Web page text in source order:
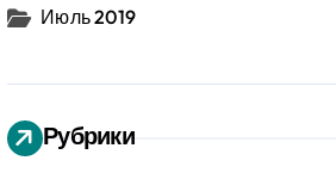
Июль 2019
Рубрики